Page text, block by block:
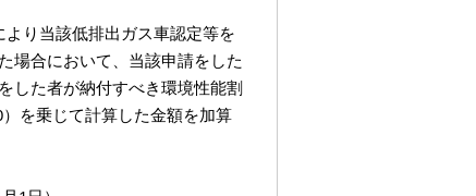
り当該低排出ガス車認定等を
場合において、当該申請をした
した者が納付すべき環境性能割
を乗じて計算した金額を加算